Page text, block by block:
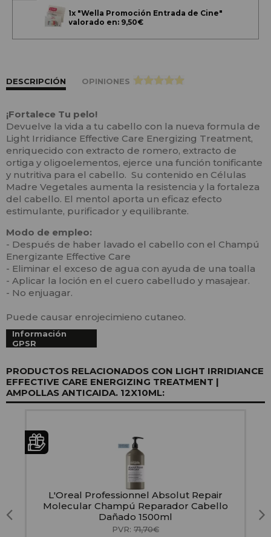
1x "Wella Promoción Entrada de Cine"
valorado en: 9,50€
DESCRIPCIÓN OPINIONES >
¡Fortalece Tu pelo!
Devuelve la vida a tu cabello con la nueva formula de
Light Irridiance Effective Care Energizing Treatment,
enriquecido con extracto de romero, extracto de
ortiga y oligoelementos, ejerce una función tonificante
y nutritiva para el cabello. Su contenido en Células
Madre Vegetales aumenta la resistencia y la fortaleza
del cabello. El mentol aporta un eficaz efecto
estimulante, purificador y equilibrante.
Modo de empleo:
- Después de haber lavado el cabello con el Champú
Energizante Effective Care
- Eliminar el exceso de agua con ayuda de una toalla
- Aplicar la loción en el cuero cabelludo y masajear.
- No enjuagar.
Puede causar enrojecimieno cutaneo.
Información
GPSR
PRODUCTOS RELACIONADOS CON LIGHT IRRIDIANCE
EFFECTIVE CARE ENERGIZING TREATMENT |
AMPOLLAS ANTICAIDA. 12X10ML:
L'Oreal Professionnel Absolut Repair
Molecular Champú Reparador Cabello
Dañado 1500ml
PVR: 71,70€